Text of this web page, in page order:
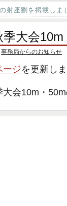
射座割を掲載しま
季大会
事務局からのお知らせ
ージを更新しま
会10m・